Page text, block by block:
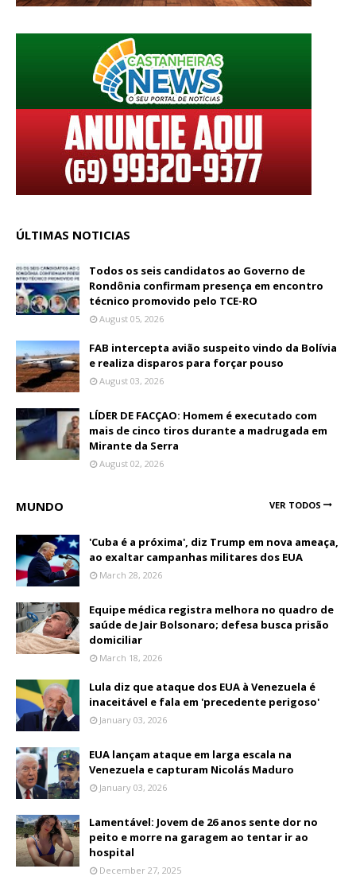
ÚLTIMAS NOTICIAS
Todos os seis candidatos ao Governo de
Rondônia confirmam presença em encontro
técnico promovido pelo TCE-RO
August 05, 2026
FAB intercepta avião suspeito vindo da Bolívia
e realiza disparos para forçar pouso
August 03, 2026
LÍDER DE FACÇAO: Homem é executado com
mais de cinco tiros durante a madrugada em
Mirante da Serra
August 02, 2026
MUNDO VER TODOS
'Cuba é a próxima', diz Trump em nova ameaça,
ao exaltar campanhas militares dos EUA
March 28, 2026
Equipe médica registra melhora no quadro de
saúde de Jair Bolsonaro; defesa busca prisão
domiciliar
March 18, 2026
Lula diz que ataque dos EUA à Venezuela é
inaceitável e fala em 'precedente perigoso'
January 03, 2026
EUA lançam ataque em larga escala na
Venezuela e capturam Nicolás Maduro
January 03, 2026
Lamentável: Jovem de 26 anos sente dor no
peito e morre na garagem ao tentar ir ao
hospital
December 27, 2025